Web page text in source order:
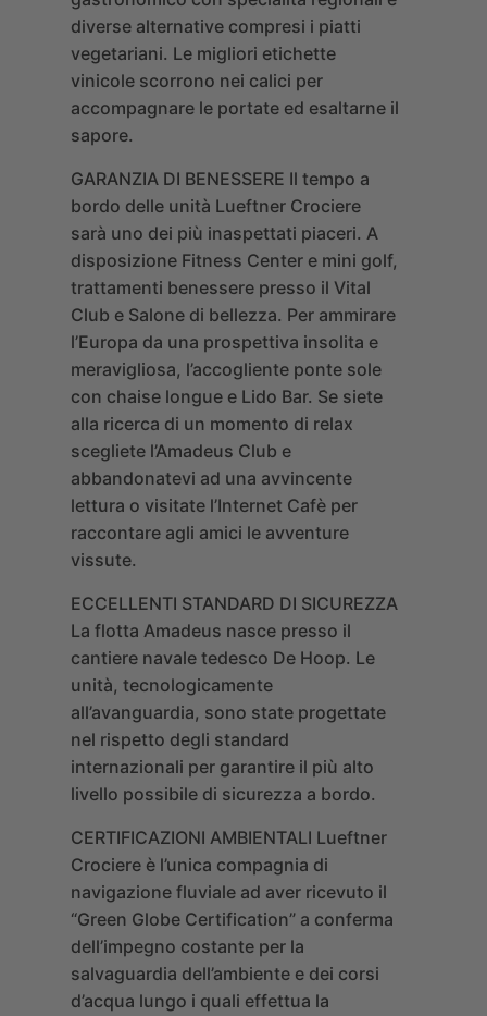
diverse alternative compresi i piatti
vegetariani. Le migliori etichette
vinicole scorrono nei calici per
accompagnare le portate ed esaltarne il
sapore.
GARANZIA DI BENESSERE Il tempo a
bordo delle unità Lueftner Crociere
sarà uno dei più inaspettati piaceri. A
disposizione Fitness Center e mini golf,
trattamenti benessere presso il Vital
Club e Salone di bellezza. Per ammirare
l’Europa da una prospettiva insolita e
meravigliosa, l’accogliente ponte sole
con chaise longue e Lido Bar. Se siete
alla ricerca di un momento di relax
scegliete l’Amadeus Club e
abbandonatevi ad una avvincente
lettura o visitate l’Internet Cafè per
raccontare agli amici le avventure
vissute.
ECCELLENTI STANDARD DI SICUREZZA
La flotta Amadeus nasce presso il
cantiere navale tedesco De Hoop. Le
unità, tecnologicamente
all’avanguardia, sono state progettate
nel rispetto degli standard
internazionali per garantire il più alto
livello possibile di sicurezza a bordo.
CERTIFICAZIONI AMBIENTALI Lueftner
Crociere è l’unica compagnia di
navigazione fluviale ad aver ricevuto il
“Green Globe Certification” a conferma
dell’impegno costante per la
salvaguardia dell’ambiente e dei corsi
d’acqua lungo i quali effettua la